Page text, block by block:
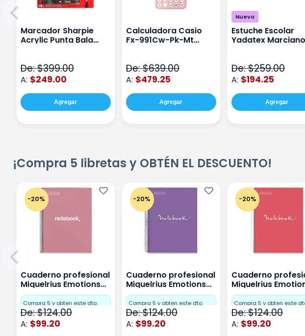
Marcador Sharpie
Acrylic Punta Bala
De: $399.00
A: $249.00
Agregar
Calculadora Casio
Fx-991Cw-Pk-Mt
De: $639.00
A: $479.25
Agregar
Nuevo
Estuche Escolar
Yadatex
De: $259.00
A: $194.25
Agregar
¡Compra 5 libretas y OBTÉN EL DESCUENTO!
-20%
Cuaderno profesional
Miquelrius Emotions
Cuadro Chico 80
hojas Rosa
Compra 5 y obten este dto.
De: $124.00
A: $99.20
-20%
Cuaderno profesional
Miquelrius Emotions
raya 80 hojas Purpura
Compra 5 y obten este dto.
De: $124.00
A: $99.20
-20%
Cuaderno
Miquelrius
raya 80 hojas
Compra 5 y obten este
De: $124.00
A: $99.20